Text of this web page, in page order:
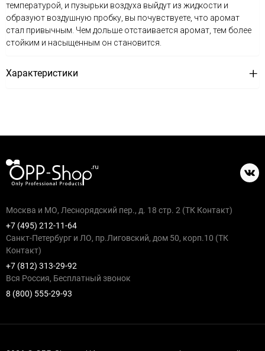
температурой, и пузырьки воздуха выйдут из жидкости и
образуют воздушную пробку, вы почувствуете, что аромат
стал привычным. Чем дольше отстаивается аромат, тем более
стойким и насыщенным он становится.
Характеристики
Москва и МО, Леснорядский пер., д. 18 стр. 2 (ТК Контакт)
+7 (495) 212-11-64
Санкт-Петербург и ЛО, пр.Лиговский, дом 50, корп.10 (ТК
Контакт)
+7 (812) 313-29-92
Вся Россия, Бесплатный звонок
8 (800) 555-29-93